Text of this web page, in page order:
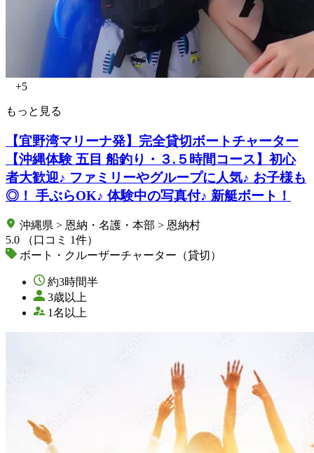
+5
もっと見る
【宜野湾マリーナ発】完全貸切ボートチャーター
【沖縄体験 五目 船釣り・３.５時間コース】初心
者大歓迎♪ ファミリーやグループに人気♪ お子様も
◎！ 手ぶらOK♪ 体験中の写真付♪ 新艇ボート！
沖縄県 > 恩納・名護・本部 > 恩納村
5.0
（口コミ 1件）
ボート・クルーザーチャーター（貸切）
約3時間半
3歳以上
1名以上